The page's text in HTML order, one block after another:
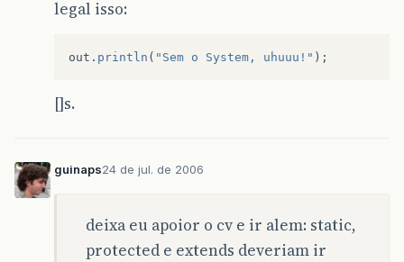
legal isso:
out . println ( "Sem o System, uhuuu!" );
[]s.
guinaps24 de jul. de 2006
deixa eu apoior o cv e ir alem: static,
protected e extends deveriam ir